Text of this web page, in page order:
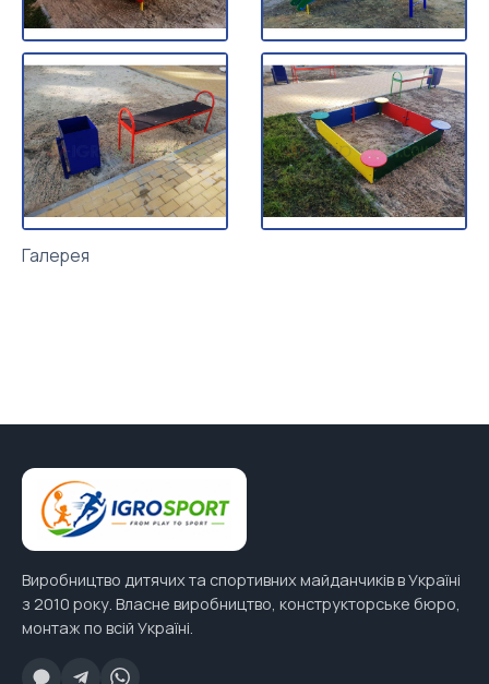
Галерея
Виробництво дитячих та спортивних майданчиків в Україні
з 2010 року. Власне виробництво, конструкторське бюро,
монтаж по всій Україні.